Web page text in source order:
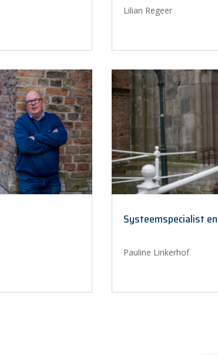
Lilian Regeer
Systeemspecialist
Pauline Linkerhof